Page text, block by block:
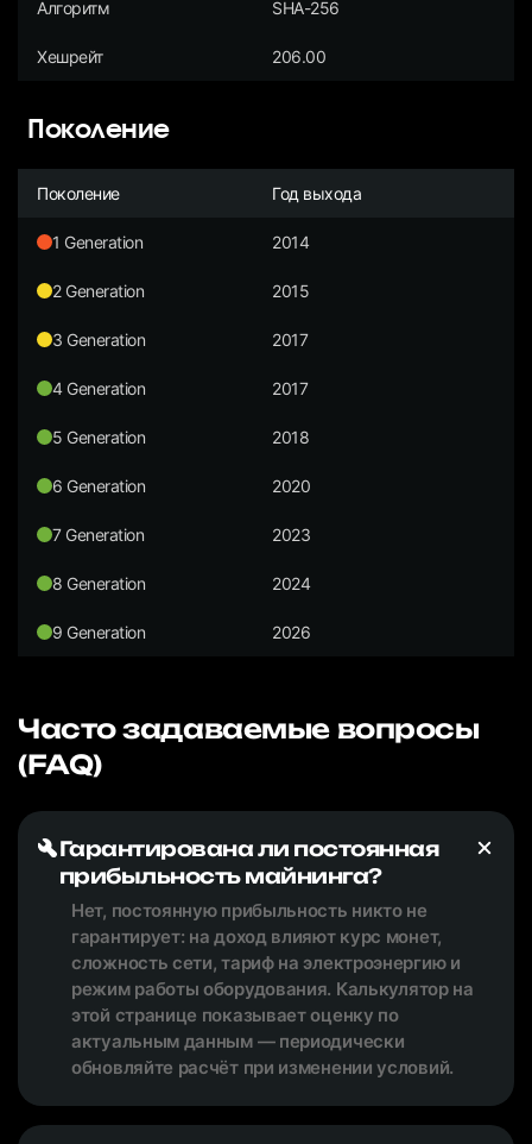
Алгоритм SHA-256
Хешрейт 206.00
Поколение
Поколение Год выхода
1 Generation 2014
2 Generation 2015
3 Generation 2017
4 Generation 2017
5 Generation 2018
6 Generation 2020
7 Generation 2023
8 Generation 2024
9 Generation 2026
Часто задаваемые вопросы
(FAQ)
Гарантирована ли постоянная
прибыльность майнинга?
Нет, постоянную прибыльность никто не
гарантирует: на доход влияют курс монет,
сложность сети, тариф на электроэнергию и
режим работы оборудования. Калькулятор на
этой странице показывает оценку по
актуальным данным — периодически
обновляйте расчёт при изменении условий.